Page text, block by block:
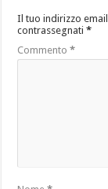
Il tuo indirizzo
contrassegnati*
Commento*